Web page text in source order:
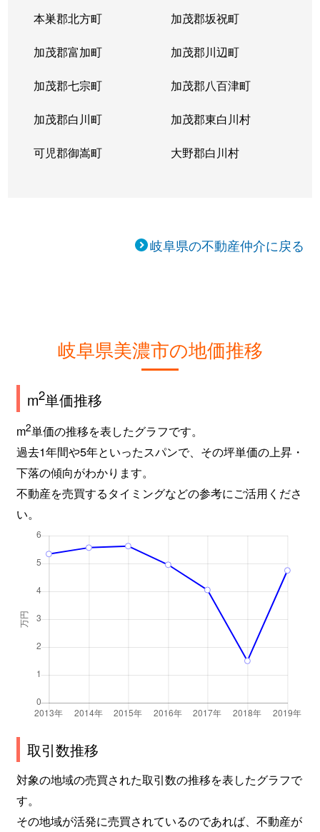
本巣郡北方町 加茂郡坂祝町
加茂郡富加町 加茂郡川辺町
加茂郡七宗町 加茂郡八百津町
加茂郡白川町 加茂郡東白川村
可児郡御嵩町 大野郡白川村
岐阜県の不動産仲介に戻る
岐阜県美濃市の地価推移
m2単価推移
m2単価の推移を表したグラフです。
過去1年間や5年といったスパンで、その坪単価の上昇・
下落の傾向がわかります。
不動産を売買するタイミングなどの参考にご活用くださ
い。
取引数推移
対象の地域の売買された取引数の推移を表したグラフで
す。
その地域が活発に売買されているのであれば、不動産が